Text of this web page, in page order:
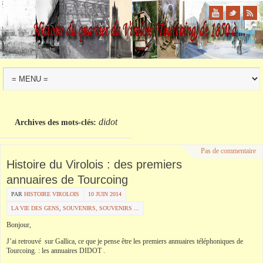
Archives des mots-clés: didot
Pas de commentaire
Histoire du Virolois : des premiers
annuaires de Tourcoing
PAR HISTOIRE VIROLOIS 10 JUIN 2014
LA VIE DES GENS SOUVENIRS, SOUVENIRS ...
Bonjour,
J’ai retrouvé sur Gallica, ce que je pense être les premiers annuaires téléphoniques de
Tourcoing. : les annuaires DIDOT.